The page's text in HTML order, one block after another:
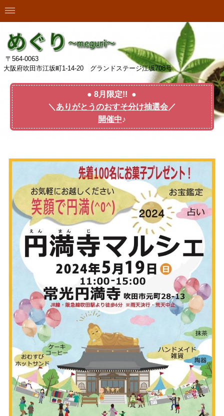
〒564-0063
大阪府吹田市江坂町1-14-20 グランドステージ江坂708号
● 8月限定!! ●
＼ ありがとうのおすそ分け抽選会／
開催中♪